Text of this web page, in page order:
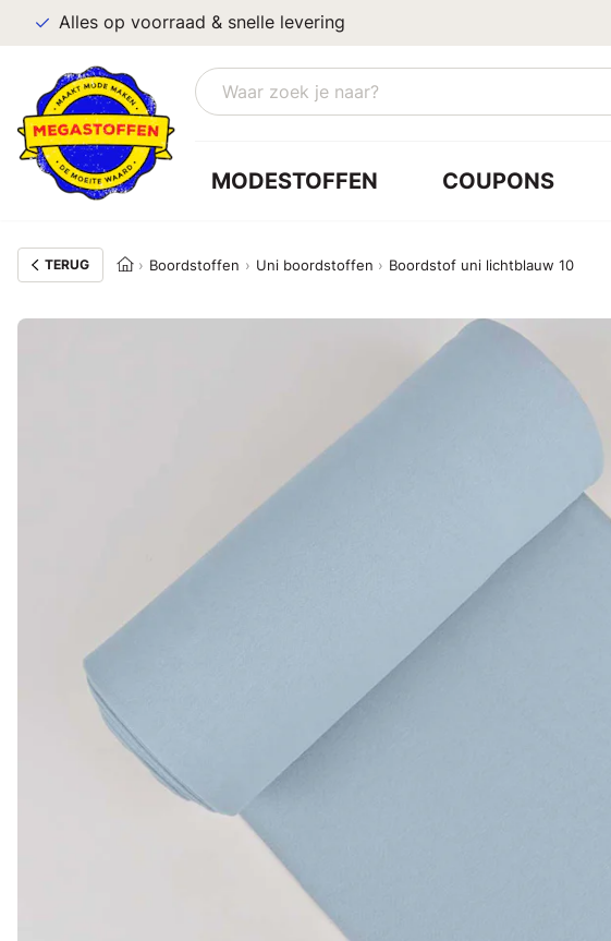
Alles op voorraad & snelle levering
MODESTOFFEN COUPONS
TERUG Boordstoffen Uni boordstoffen Boordstof uni lichtblauw 10